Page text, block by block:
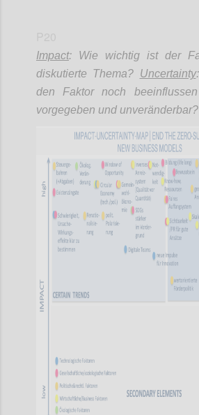
Impact: Wie wichtig ist der
diskutierte Thema? Uncertainty
den Faktor noch
vorgegeben und unveränderbar?